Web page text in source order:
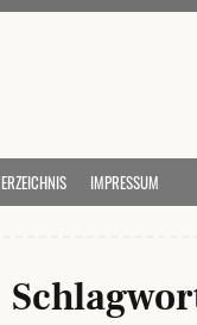
IMPRESSUM